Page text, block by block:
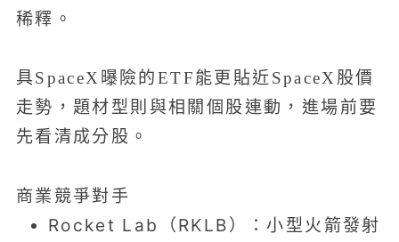
稀釋。
具SpaceX曝險的ETF能更貼近SpaceX股價
走勢，題材型則與相關個股連動，進場前要
先看清成分股。
商業競爭對手
Rocket Lab（RKLB）：小型火箭發射